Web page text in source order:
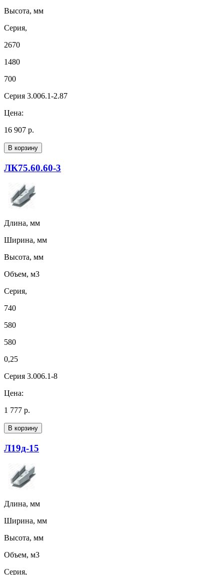
Высота, мм
Серия,
2670
1480
700
Серия 3.006.1-2.87
Цена:
16 907 р.
В корзину
ЛК75.60.60-3
Длина, мм
Ширина, мм
Высота, мм
Объем, м3
Серия,
740
580
580
0,25
Серия 3.006.1-8
Цена:
1 777 р.
В корзину
Л19д-15
Длина, мм
Ширина, мм
Высота, мм
Объем, м3
Серия,